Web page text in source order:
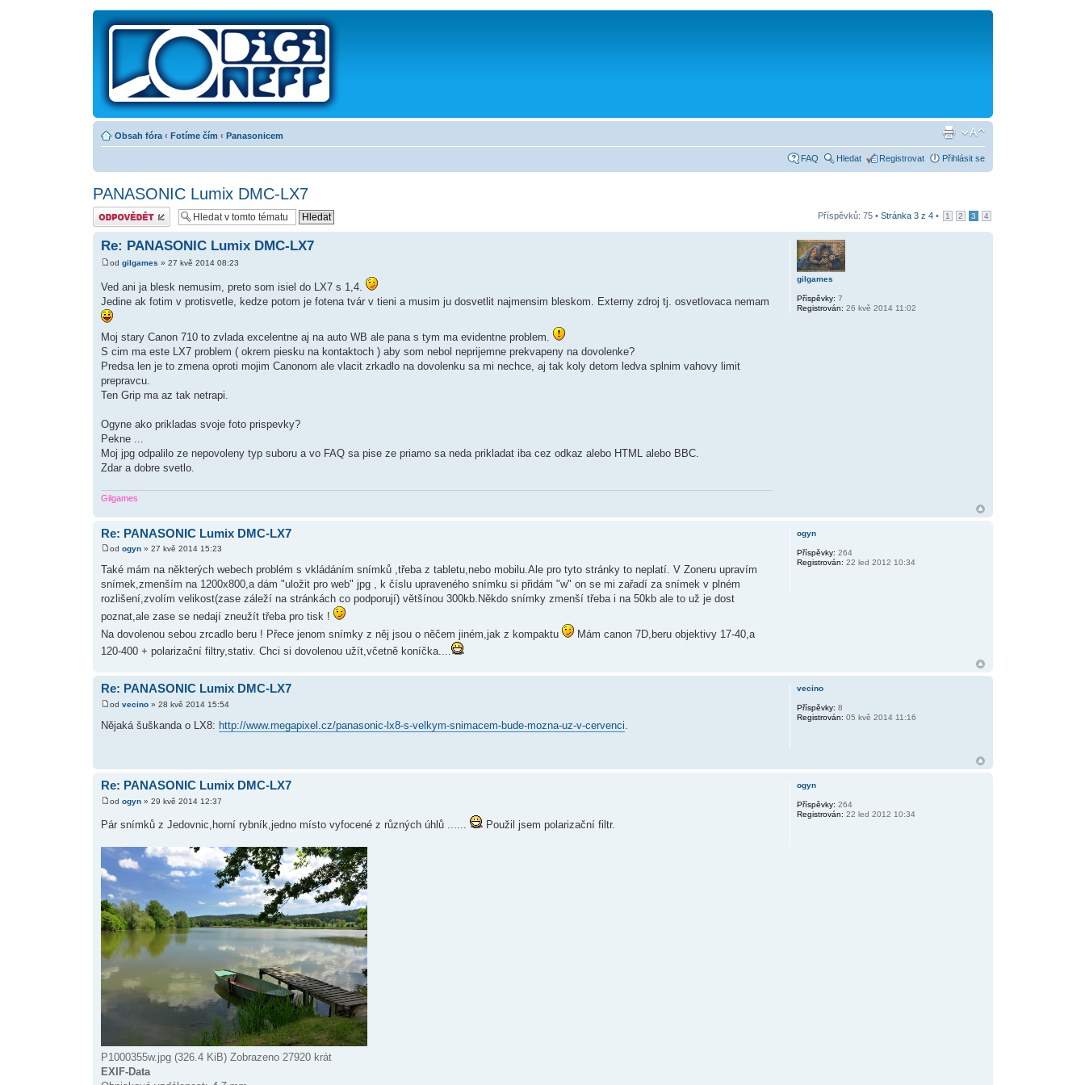
Obsah fóra ‹ Fotíme čím ‹ Panasonicem
FAQ Hledat Registrovat Přihlásit se
PANASONIC Lumix DMC-LX7
Odeslat odpověď Příspěvků: 75 • Stránka 3z 4• 1 2 3 4
Re: PANASONIC Lumix DMC-LX7
od gilgames » 27 kvě 2014 08:23
Ved ani ja blesk nemusim, preto som isiel do LX7 s 1,4.
Jedine ak fotim v protisvetle, kedze potom je fotena tvár v tieni a musim ju dosvetlit najmensim bleskom. Externy zdroj tj. osvetlovaca nemam
Moj stary Canon 710 to zvlada excelentne aj na auto WB ale pana s tym ma evidentne problem.
S cim ma este LX7 problem ( okrem piesku na kontaktoch ) aby som nebol neprijemne prekvapeny na dovolenke?
Predsa len je to zmena oproti mojim Canonom ale vlacit zrkadlo na dovolenku sa mi nechce, aj tak koly detom ledva splnim vahovy limit
prepravcu.
Ten Grip ma az tak netrapi.
Ogyne ako prikladas svoje foto prispevky?
Pekne ...
Moj jpg odpalilo ze nepovoleny typ suboru a vo FAQ sa pise ze priamo sa neda prikladat iba cez odkaz alebo HTML alebo BBC.
Zdar a dobre svetlo.
Gilgames
gilgames
Příspěvky: 7
Registrován: 26 kvě 2014 11:02
Re: PANASONIC Lumix DMC-LX7
od ogyn» 27 kvě 2014 15:23
Také mám na některých webech problém s vkládáním snímků ,třeba z tabletu,nebo mobilu.Ale pro tyto stránky to neplatí. V Zoneru upravím
snímek,zmenším na 1200x800,a dám "uložit pro web" jpg , k číslu upraveného snímku si přidám "w" on se mi zařadí za snímek v plném
rozlišení,zvolím velikost(zase záleží na stránkách co podporují) většínou 300kb.Někdo snímky zmenší třeba i na 50kb ale to už je dost
poznat,ale zase se nedají zneužít třeba pro tisk !
Na dovolenou sebou zrcadlo beru ! Přece jenom snímky z něj jsou o něčem jiném,jak z kompaktu
Mám canon 7D,beru objektivy 17-40,a
120-400 + polarizační filtry,stativ. Chci si dovolenou užít,včetně koníčka....
ogyn
Příspěvky: 264
Registrován: 22 led 2012 10:34
Re: PANASONIC Lumix DMC-LX7
od vecino» 28 kvě 2014 15:54
Nějaká šuškanda o LX8: http://www.megapixel.cz/panasonic-lx8-s-velkym-snimacem-bude-mozna-uz-v-cervenci
vecino
Příspěvky: 8
Registrován: 05 kvě 2014 11:16
Re: PANASONIC Lumix DMC-LX7
od ogyn» 29 kvě 2014 12:37
Pár snímků z Jedovnic,horní rybník,jedno místo vyfocené z různých úhlů ...... Použil jsem polarizační filtr.
P1000355w.jpg (326.4 KiB) Zobrazeno 27920 krát
EXIF-Data
ogyn
Příspěvky: 264
Registrován: 22 led 2012 10:34